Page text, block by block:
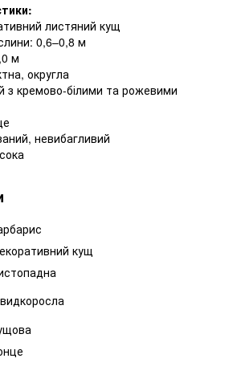
листяний кущ
0,6–0,8 м
м
округла
з кремово-білими та рожевими
невибагливий
кущ